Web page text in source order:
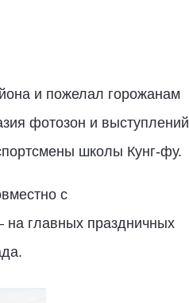
и пожелал горожанам
фотозон и выступлений
школы Кунг-фу.
с
на главных праздничных